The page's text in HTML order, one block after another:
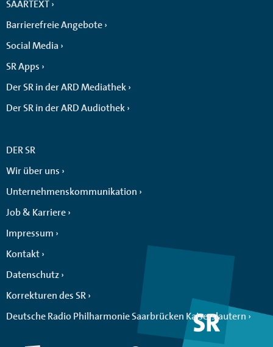
SAARTEXT
Barrierefreie Angebote
Social Media
SR Apps
Der SR in der ARD Mediathek
Der SR in der ARD Audiothek
DER SR
Wir über uns
Unternehmenskommunikation
Job & Karriere
Impressum
Kontakt
Datenschutz
Korrekturen des SR
Deutsche Radio Philharmonie Saarbrücken Kaiserslautern